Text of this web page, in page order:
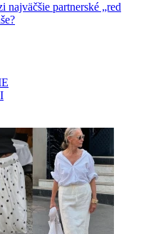
najväčšie partnerské „red